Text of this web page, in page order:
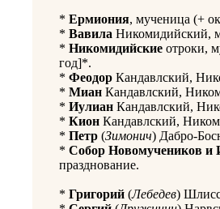
* Ермиония, мученица (+
* Вавила Никомидийский,
* Никомидийские отроки,
год]*.
* Феодор Кандавлский,
* Миан Кандавлский,
* Иулиан Кандавлский,
* Кион Кандавлский,
* Петр (Зимонич) Дабро-
* Собор Новомучеников и
празднование.
* Григорий (Лебедев)